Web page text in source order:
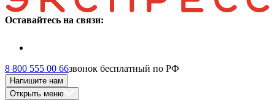
Оставайтесь на связи:
8 800 555 00 66звонок бесплатный по РФ
Напишите нам
Открыть меню